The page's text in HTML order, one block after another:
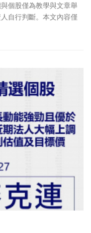
個股僅為教學與文章舉
自行判斷。本文內容僅
、轉載，或以任何型態